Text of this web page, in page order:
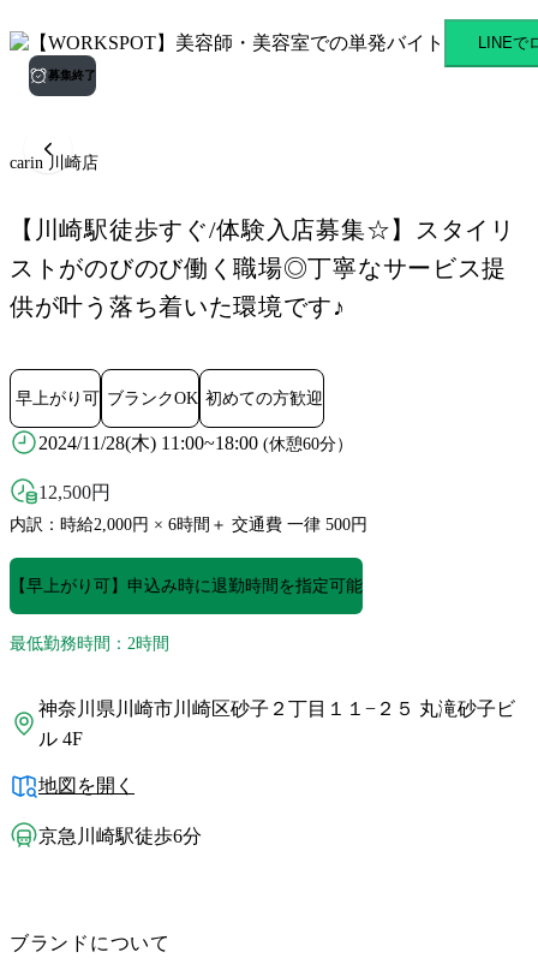
carin 川崎店 京急川崎駅のスLINEで
募集終了
carin 川崎店
【川崎駅徒歩すぐ/体験入店募集☆】スタイリ
ストがのびのび働く職場◎丁寧なサービス提
供が叶う落ち着いた環境です♪
早上がり可 ブランクOK 初めての方歓迎
2024/11/28(木) 11:00~18:00 (休憩60分）
12,500円
内訳：時給2,000円 × 6時間＋ 交通費 一律 500円
【早上がり可】申込み時に退勤時間を指定可能
最低勤務時間：2時間
神奈川県川崎市川崎区砂子２丁目１１−２５ 丸滝砂子ビ
ル 4F
地図を開く
京急川崎駅徒歩6分
ブランドについて